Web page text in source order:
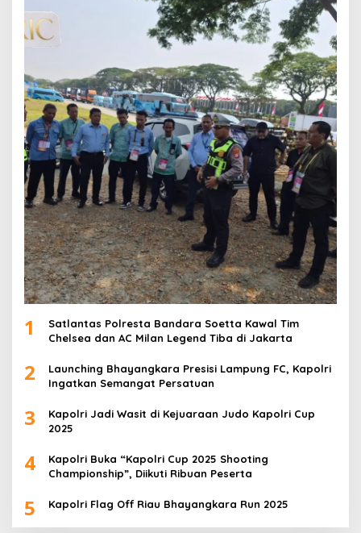
1
Satlantas Polresta Bandara Soetta Kawal Tim
Chelsea dan AC Milan Legend Tiba di Jakarta
2
Launching Bhayangkara Presisi Lampung FC, Kapolri
Ingatkan Semangat Persatuan
3
Kapolri Jadi Wasit di Kejuaraan Judo Kapolri Cup
2025
4
Kapolri Buka “Kapolri Cup 2025 Shooting
Championship”, Diikuti Ribuan Peserta
5 Kapolri Flag Off Riau Bhayangkara Run 2025